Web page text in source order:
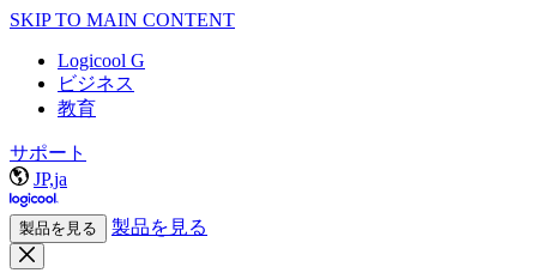
SKIP TO MAIN CONTENT
Logicool G
ビジネス
教育
サポート
JP,ja
製品を見る 製品を見る